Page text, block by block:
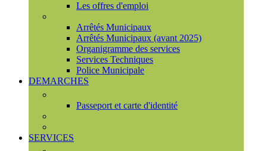
Les offres d'emploi
Arrêtés Municipaux
Arrêtés Municipaux (avant 2025)
Organigramme des services
Services Techniques
Police Municipale
DEMARCHES
Passeport et carte d'identité
SERVICES